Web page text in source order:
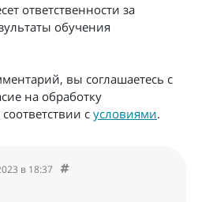
ответственности за
обучения
вы соглашаетесь с
на обработку
с условиями.
в 18:37